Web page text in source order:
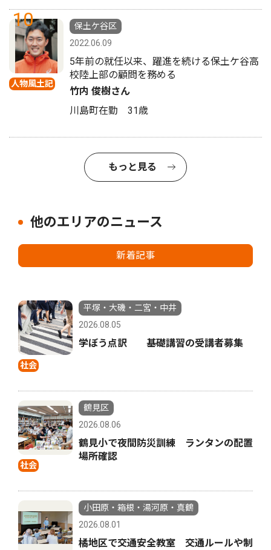
10
人物風土記
保土ケ谷区
2022.06.09
5年前の就任以来、躍進を続ける保土ケ谷高
校陸上部の顧問を務める
竹内 俊樹さん
川島町在勤 31歳
もっと見る
他のエリアのニュース
新着記事
社会
平塚・大磯・二宮・中井
2026.08.05
学ぼう点訳 基礎講習の受講者募集
社会
鶴見区
2026.08.06
鶴見小で夜間防災訓練 ランタンの配置
場所確認
小田原・箱根・湯河原・真鶴
2026.08.01
橘地区で交通安全教室 交通ルールや制